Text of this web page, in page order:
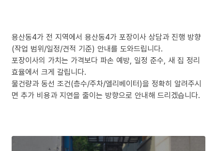
용산동4가 전 지역에서 용산동4가 포장이사 상담과 진행 방향
(작업 범위/일정/견적 기준) 안내를 도와드립니다.
포장이사의 가치는 가격보다 파손 예방, 일정 준수, 새 집 정리
효율에서 크게 갈립니다.
물건량과 동선 조건(층수/주차/엘리베이터)을 정확히 알려주시
면 추가 비용과 지연을 줄이는 방향으로 안내해 드리겠습니다.